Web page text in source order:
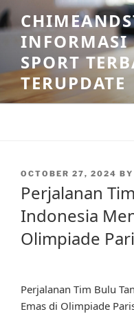
Skip
to
contentINFORMASI
SPORT
TERUPDATE
POSTED
OCTOBER 27, 2024 BY
Perjalanan
Indonesia
Olimpiade
Perjalanan Tim Bulu
Emas di Olimpiade